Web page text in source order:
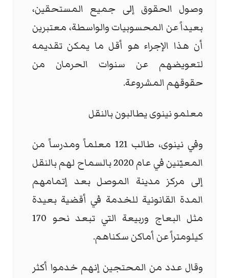
وصول الحقوق إلى جميع المستحقين،
بعيداً عن المحسوبيات والواسطة، معتبرين
أن هذا الإجراء هو أقل ما يمكن تقديمه
لتعويضهم عن سنوات الحرمان من
حقوقهم المشروعة.
معلمو نينوى يطالبون بالنقل
وفي نينوى، طالب 121 معلماً ومدرساً من
المعيّنين في عام 2020 بالسماح لهم بالنقل
إلى مركز مدينة الموصل بعد إتمامهم
المدة القانونية للخدمة في أقضية بعيدة
مثل البعاج وربيعة التي تبعد نحو 170
كيلومتراً عن أماكن سكناهم.
وقال عدد من المحتجين إنهم خدموا أكثر